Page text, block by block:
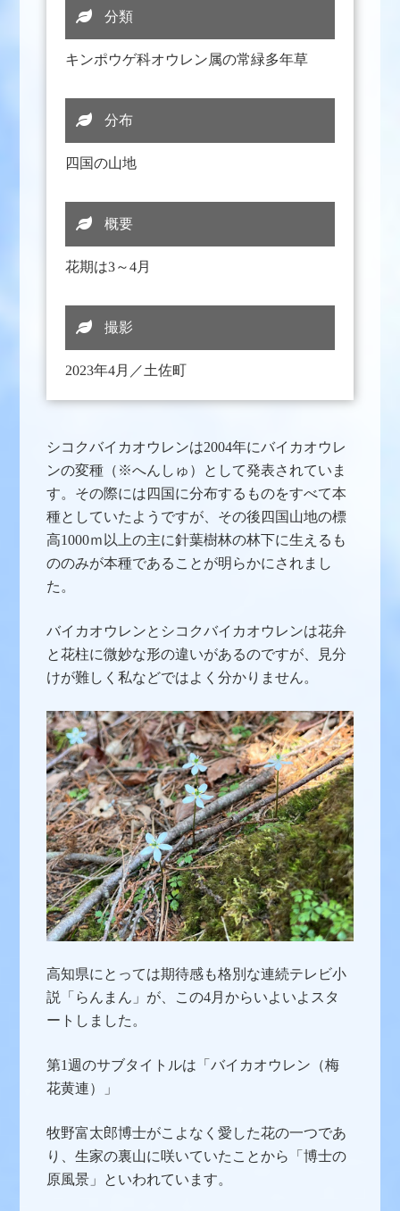
分類
キンポウゲ科オウレン属の常緑多年草
分布
四国の山地
概要
花期は3～4月
撮影
2023年4月／土佐町
シコクバイカオウレンは2004年にバイカオウレ
ンの変種（※へんしゅ）として発表されていま
す。その際には四国に分布するものをすべて本
種としていたようですが、その後四国山地の標
高1000ｍ以上の主に針葉樹林の林下に生えるも
ののみが本種であることが明らかにされまし
た。
バイカオウレンとシコクバイカオウレンは花弁
と花柱に微妙な形の違いがあるのですが、見分
けが難しく私などではよく分かりません。
高知県にとっては期待感も格別な連続テレビ小
説「らんまん」が、この4月からいよいよスタ
ートしました。
第1週のサブタイトルは「バイカオウレン（梅
花黄連）」
牧野富太郎博士がこよなく愛した花の一つであ
り、生家の裏山に咲いていたことから「博士の
原風景」といわれています。